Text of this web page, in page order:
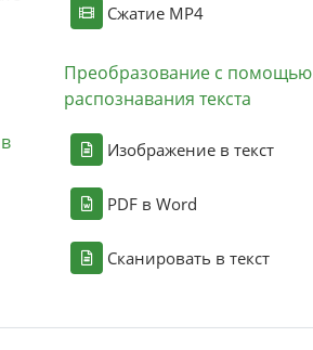
Сжатие MP4
Преобразование с помощью
распознавания текста
Изображение в текст
PDF в Word
Сканировать в текст